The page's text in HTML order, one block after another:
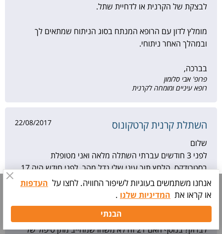
לבצקת של הקרנית או לדחיית שתל.
מומלץ לדון עם הרופא המנתח בסוג הניתוח שמתאים לך
ובמהלך האחר ניתוחי.
בברכה,
פרופ' אבי סלומון
רופא עיניים ומומחה לקרנית
השתלת קרנית קרטקונוס 22/08/2017
שלום
לפני 3 חודשים עברתי השתלה מלאה ואני מטופלת
בסטרודקס. הלחץ תוך עיני שלי גדל מהר. לפני חודש היה 17
ולפני שבועיים 21. אני רוצה לבדוק שוב את הלחץ אך הבעיה
שבקופה אין את המוט הידני שבאמצעותו אפשר לבדוק אלא רק
את המכשיר הגדול. האם יש בעיה לבדוק עם המכשיר בקופות
או שזה יכול לגרום נזק לקריית? או שעדיף ללכת פשוט למיון כדי
לבדוק? בנוסף האם 21 זה לא משהו שמחייב מתן טיפול של
תיאום
אנחנו משתמשים בעוגיות לשיפור החוויה. לחצו על העדפות
או קראו את המדיניות שלנו .
הבנתי